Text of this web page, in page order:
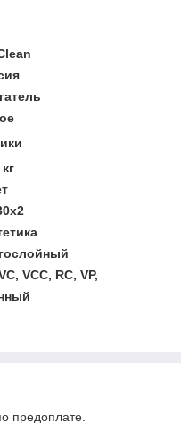
VCC, RC, VP,
предоплате.